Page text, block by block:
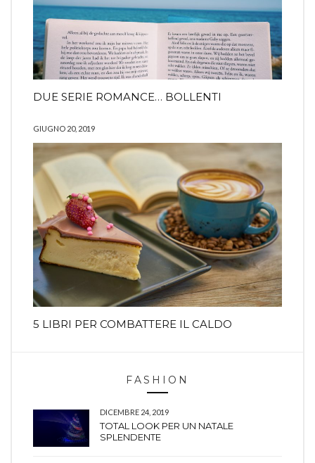
DUE SERIE ROMANCE… BOLLENTI
GIUGNO 20, 2019
5 LIBRI PER COMBATTERE IL CALDO
FASHION
DICEMBRE 24, 2019
TOTAL LOOK PER UN NATALE
SPLENDENTE